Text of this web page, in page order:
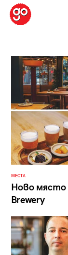
МЕСТА
Ново място
Brewery